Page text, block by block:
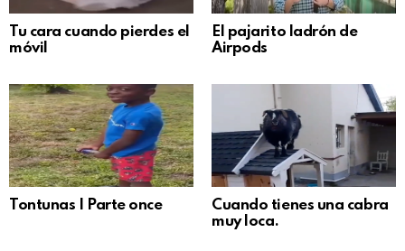
Tu cara cuando pierdes el
móvil
El pajarito ladrón de
Airpods
Tontunas | Parte once
Cuando tienes una cabra
muy loca.